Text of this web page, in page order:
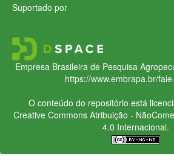
Suportado por
Empresa Brasileira de Pesquisa
https://www.embrapa.br/
O conteúdo do repositório está
Creative CommonsAtribuição -
4.0 Internacional.